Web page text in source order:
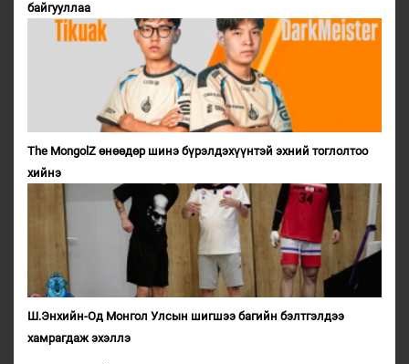
байгууллаа
The MongolZ өнөөдөр шинэ бүрэлдэхүүнтэй эхний тоглолтоо
хийнэ
Ш.Энхийн-Од Монгол Улсын шигшээ багийн бэлтгэлдээ
хамрагдаж эхэллэ